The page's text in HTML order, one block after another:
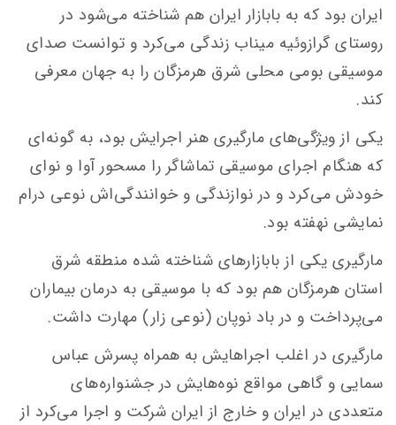
ایران بود که به بابازار ایران هم شناخته می‌شود در
روستای گرازوئیه میناب زندگی می‌کرد و توانست صدای
موسیقی بومی محلی شرق هرمزگان را به جهان معرفی
کند.
یکی از ویژگی‌های مارگیری هنر اجرایش بود، به گونه‌ای
که هنگام اجرای موسیقی تماشاگر را مسحور آوا و نوای
خودش می‌کرد و در نوازندگی و خوانندگی‌اش نوعی درام
نمایشی نهفته بود.
مارگیری یکی از بابازارهای شناخته شده منطقه شرق
استان هرمزگان هم بود که با موسیقی به درمان بیماران
می‌پرداخت و در باد نوپان (نوعی زار) مهارت داشت.
مارگیری در اغلب اجراهایش به همراه پسرش عباس
سمایی و گاهی مواقع نوه‌هایش در جشنواره‌های
متعددی در ایران و خارج از ایران شرکت و اجرا می‌کرد از